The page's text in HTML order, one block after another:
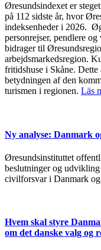
Øresundsindexet er
på 112 sidste år, hvor
indeksenheder i 2026.
personrejser, pendlere
bidrager til
arbejdsmarkedsregion.
fritidshuse i Skåne. Dette
betydningen af den
turismen i regionen. Läs
Ny analyse: Danmark
Øresundsinstituttet
beslutninger og
civilforsvar i Danmark
Hvem skal styre
om det danske valg og